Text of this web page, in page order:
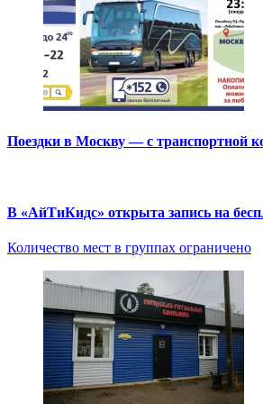
Поездки в Москву — с транспортной
В «АйТиКидс» открыта запись на
Количество мест в группах ограничено